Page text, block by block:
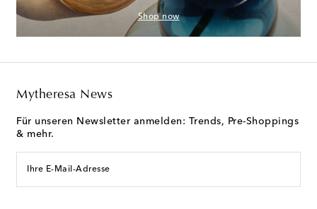
Shop now
Mytheresa News
Für unseren Newsletter anmelden: Trends, Pre-Shoppings
& mehr.
Ihre E-Mail-Adresse